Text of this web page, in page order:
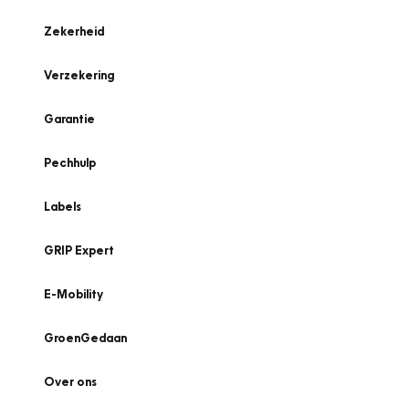
Zekerheid
Verzekering
Garantie
Pechhulp
Labels
GRIP Expert
E-Mobility
GroenGedaan
Over ons